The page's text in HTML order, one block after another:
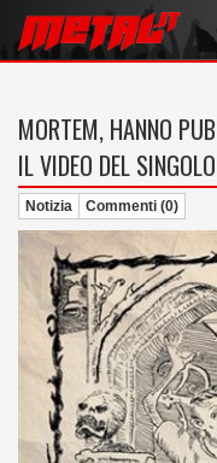
MORTEM, HANNO
IL VIDEO DEL
Notizia Commenti (0)